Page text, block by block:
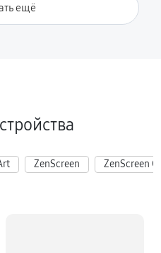
ещё
ZenScreen ZenScreen